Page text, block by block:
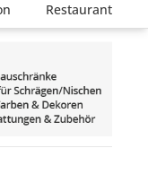
Restaurant